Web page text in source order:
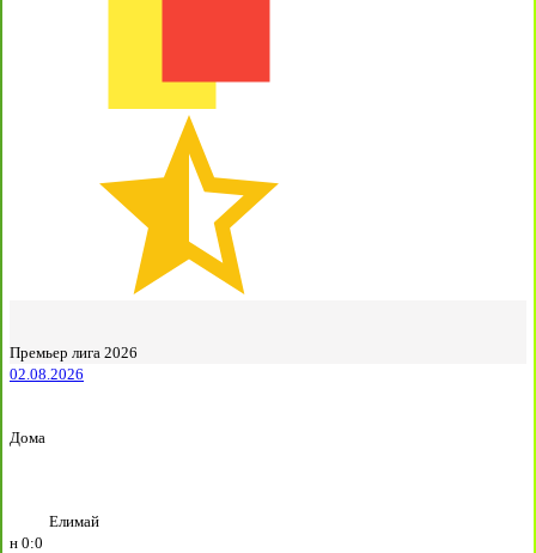
Премьер лига 2026
02.08.2026
Дома
Елимай
н 0:0